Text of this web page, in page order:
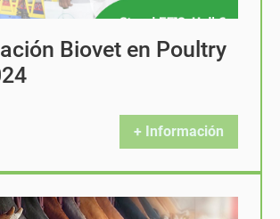
Biovet en Poultry
+ Información